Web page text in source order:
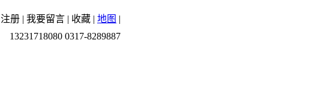
注册 | 我要留言 | 收藏 | 地图 |
13231718080 0317-8289887